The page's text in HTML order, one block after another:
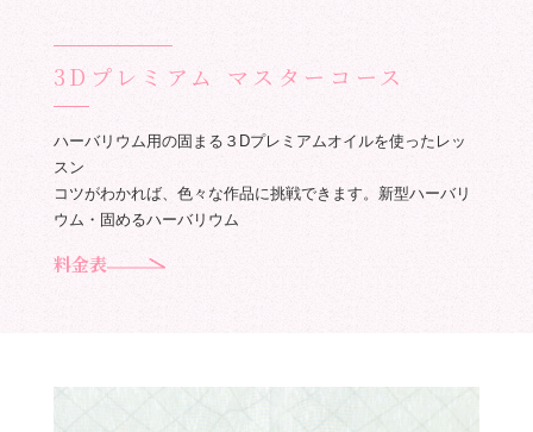
3Dプレミアム マスターコース
ハーバリウム用の固まる３Dプレミアムオイルを使ったレッ
スン
コツがわかれば、色々な作品に挑戦できます。新型ハーバリ
ウム・固めるハーバリウム
料金表